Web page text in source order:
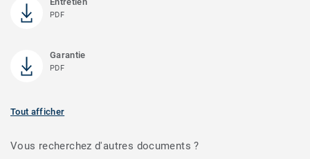
PDF
Garantie
PDF
Tout afficher
Vous recherchez d'autres documents ?